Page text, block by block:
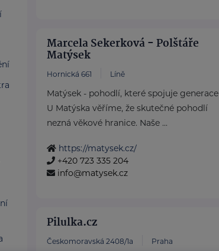
Marcela Sekerková - Polštáře
Matýsek
Hornická 661 Líně
Matýsek - pohodlí, které spojuje generace
U Matýska věříme, že skutečné pohodlí
nezná věkové hranice. Naše ...
https://matysek.cz/
+420 723 335 204
info@matysek.cz
Pilulka.cz
Českomoravská 2408/1a Praha